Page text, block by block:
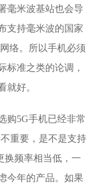
毫米波基站也会导
支持毫米波的国家
络。所以手机必须
标准之类的论调，
就好。
购5G手机已经非常
重要，是不是支持
换频率相当低，一
今年的产品。如果